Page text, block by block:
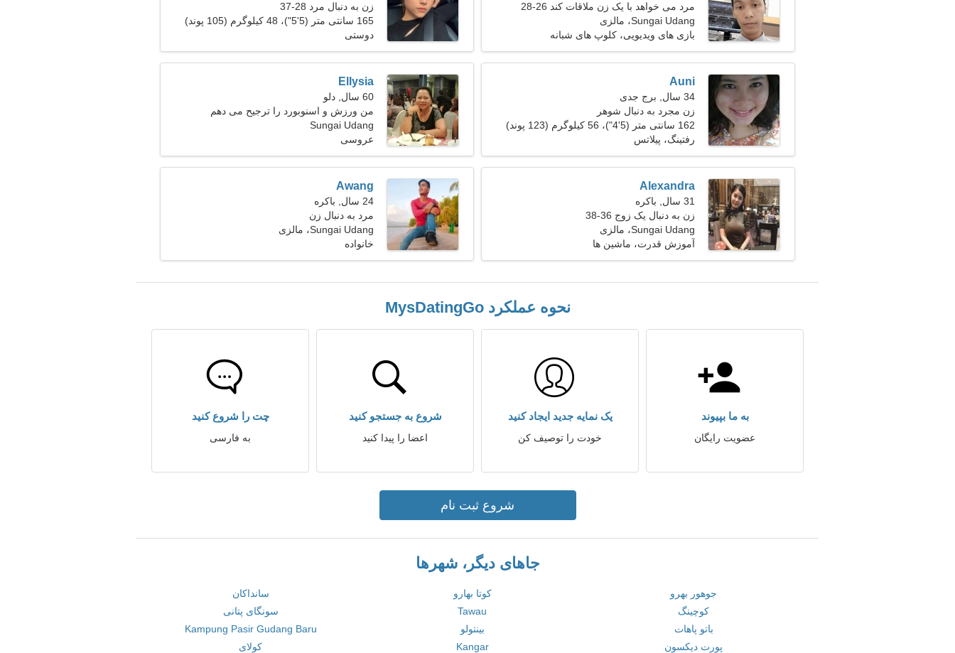
مرد می خواهد با یک زن ملاقات کند 26-28
Sungai Udang، مالزی
بازی های ویدیویی، کلوپ های شبانه
زن به دنبال مرد 28-37
165 سانتی متر (5'5")، 48 کیلوگرم (105 پوند)
دوستی
Auni
34 سال, برج جدی
زن مجرد به دنبال شوهر
162 سانتی متر (5'4")، 56 کیلوگرم (123 پوند)
رفتینگ، پیلاتس
Ellysia
60 سال, دلو
من ورزش و اسنوبورد را ترجیح می دهم
Sungai Udang
عروسی
Alexandra
31 سال, باکره
زن به دنبال یک زوج 36-38
Sungai Udang، مالزی
آموزش قدرت، ماشین ها
Awang
24 سال, باکره
مرد به دنبال زن
Sungai Udang، مالزی
خانواده
نحوه عملکرد MysDatingGo
به ما بپیوند
عضویت رایگان
یک نمایه جدید ایجاد کنید
خودت را توصیف کن
شروع به جستجو کنید
اعضا را پیدا کنید
چت را شروع کنید
به فارسی
شروع ثبت نام
جاهای دیگر، شهرها
جوهور بهرو کوتا بهارو
سانداکان
کوچینگ
Tawau
سونگای پتانی
باتو پاهات
بینتولو
Kampung Pasir Gudang Baru
پورت دیکسون
Kangar کولای